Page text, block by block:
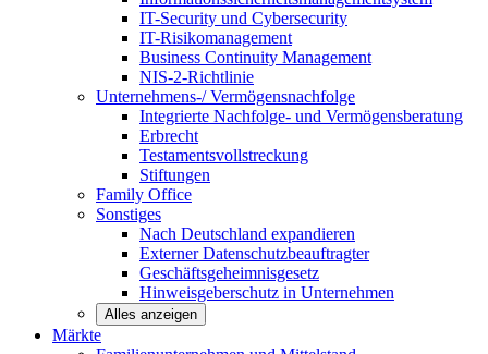
IT-Security und Cybersecurity
IT-Risikomanagement
Business Continuity Management
NIS-2-Richtlinie
Unternehmens-/Vermögensnachfolge
Integrierte Nachfolge- und Vermögensberatung
Erbrecht
Testamentsvollstreckung
Stiftungen
Family Office
Sonstiges
Nach Deutschland expandieren
Externer Datenschutzbeauftragter
Geschäftsgeheimnisgesetz
Hinweisgeberschutz in Unternehmen
Alles anzeigen
Märkte